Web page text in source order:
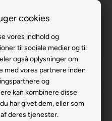
cookies
vores indhold og
til sociale medier og til
også oplysninger om
med vores partnere inden
og
kan kombinere disse
har givet dem, eller som
deres tjenester.
hos dig
garanti
00 00
Rollator